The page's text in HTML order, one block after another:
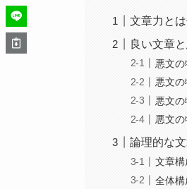
文章力と
良い文章
悪文
悪文
悪文
悪文
論理的な
文章
全体